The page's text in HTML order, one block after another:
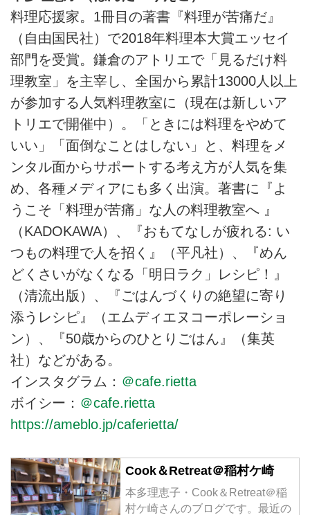
料理応援家。1冊目の著書『料理が苦痛だ』
（自由国民社）で2018年料理本大賞エッセイ
部門を受賞。鎌倉のアトリエで「見るだけ料
理教室」を主宰し、全国から累計13000人以上
が参加する人気料理教室に（現在は新しいア
トリエで開催中）。「ときには料理をやめて
いい」「面倒なことはしない」と、料理をメ
ンタル面からサポートする考え方が人気を集
め、各種メディアにも多く出演。著書に『よ
うこそ「料理が苦痛」な人の料理教室へ 』
（KADOKAWA）、『おもてなしが疲れる: い
つもの料理で人を招く』（平凡社）、『めん
どくさいがなくなる「明日ラク」レシピ！』
（清流出版）、『ごはんづくりの絶望に寄り
添うレシピ』（エムディエヌコーポレーショ
ン）、『50歳からのひとりごはん』（集英
社）などがある。
インスタグラム： ＠cafe.rietta
ボイシー： ＠cafe.rietta
https://ameblo.jp/caferietta/
Cook＆Retreat＠稲村ケ崎
本多理恵子・Cook＆Retreat＠稲
村ケ崎さんのブログです。最近の